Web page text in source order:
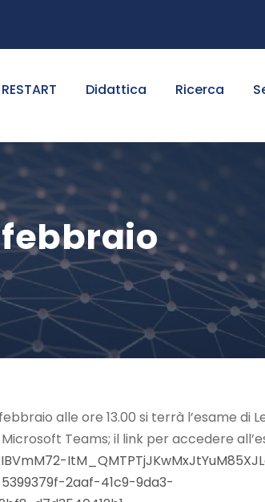
RESTART Didattica Ricerca
febbraio
alle ore 13.00 si terrà l’esame di
Teams; il link per accedere
2aaf-41c9-9da3-